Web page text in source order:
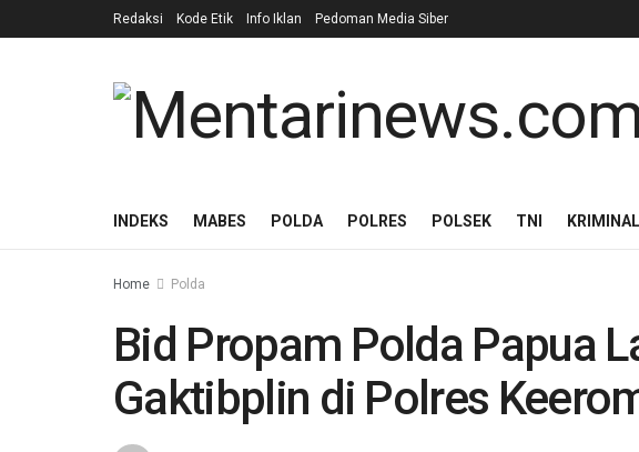
Redaksi Kode Etik Info Iklan Pedoman Media Siber
INDEKS MABES POLDA POLRES POLSEK TNI KRIMINAL
Home Polda
Bid Propam Polda Papua
Gaktibplin di Polres